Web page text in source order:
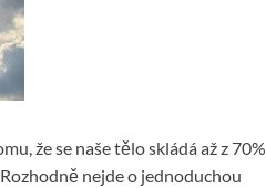
že se naše tělo skládá až z 70%
nejde o jednoduchou